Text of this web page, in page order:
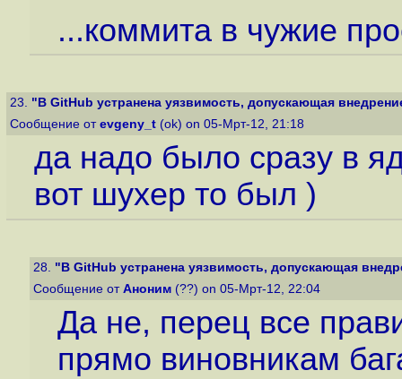
...коммита в чужие
23. "В GitHub устранена уязвимость, допускающая
Сообщение от evgeny_t (ok) on 05-Мрт-12, 21:18
да надо было сразу в
вот шухер то был )
28. "В GitHub устранена уязвимость, допускающая
Сообщение от Аноним (??) on 05-Мрт-12, 22:04
Да не, перец все
прямо виновникам